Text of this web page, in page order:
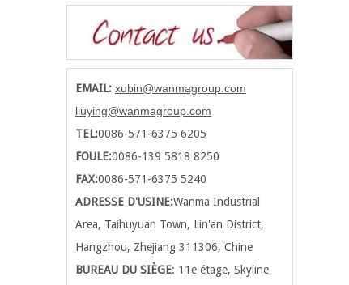
EMAIL: xubin@wanmagroup.com
liuying@wanmagroup.com
TEL:0086-571-6375 6205
FOULE:0086-139 5818 8250
FAX:0086-571-6375 5240
ADRESSE D'USINE:Wanma Industrial
Area, Taihuyuan Town, Lin'an District,
Hangzhou, Zhejiang 311306, Chine
BUREAU DU SIÈGE: 11e étage, Skyline